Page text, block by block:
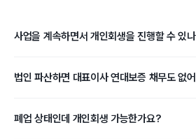
사업을 계속하면서 개인회생을 진행할 수 있
법인 파산하면 대표이사 연대보증 채무도 없
폐업 상태인데 개인회생 가능한가요?